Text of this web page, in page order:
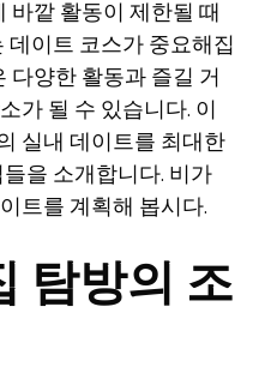
바깥 활동이 제한될 때
이트 코스가 중요해집
다양한 활동과 즐길 거
가 될 수 있습니다. 이
실내 데이트를 최대한
을 소개합니다. 비가
트를 계획해 봅시다.
탐방의 조